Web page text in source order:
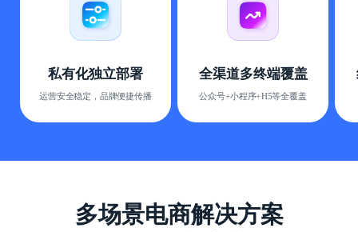
私有化独立部署
运营安全稳定，品牌便捷传播
全渠道多终端覆盖
公众号+小程序+H5等全覆盖
多场景电商解决方案